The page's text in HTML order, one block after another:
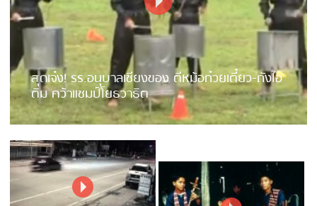
สุดเจ๋ง! รร.อนุบาลเชียงของ ตีหม้อก๋วยเตี๋ยว-ถังไอ
ติม คว้าแชมป์โยธวาธิต